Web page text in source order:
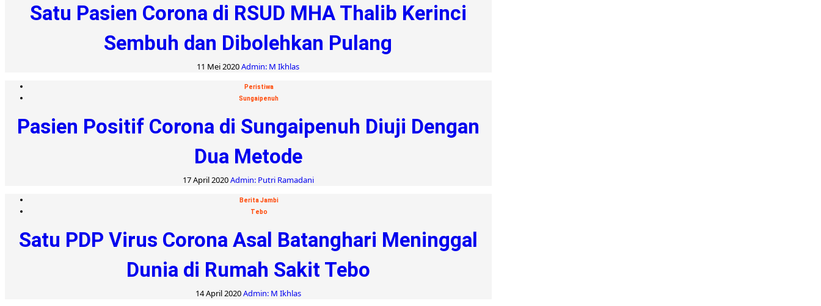
Satu Pasien Corona di RSUD MHA Thalib Kerinci
Sembuh dan Dibolehkan Pulang
11 Mei 2020Admin: M Ikhlas
Peristiwa
Sungaipenuh
Pasien Positif Corona di Sungaipenuh Diuji Dengan
Dua Metode
17 April 2020Admin: Putri Ramadani
Berita Jambi
Tebo
Satu PDP Virus Corona Asal Batanghari Meninggal
Dunia di Rumah Sakit Tebo
14 April 2020Admin: M Ikhlas